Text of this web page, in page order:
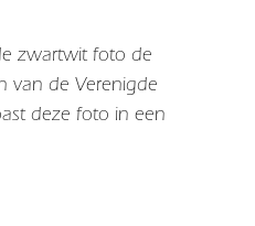
zwartwit foto de
van de Verenigde
deze foto in een